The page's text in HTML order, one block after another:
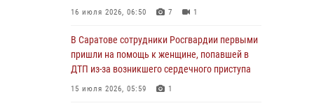
18 июля 2026, 13:37 10 1
В Саратовской области самые лучшие
16 июля 2026, 06:50 7 1
16 июля 2026, 06:50 7 1
В Саратове сотрудники Росгвардии первыми
пришли на помощь к женщине, попавшей в
ДТП из-за возникшего сердечного приступа
15 июля 2026, 05:59 1